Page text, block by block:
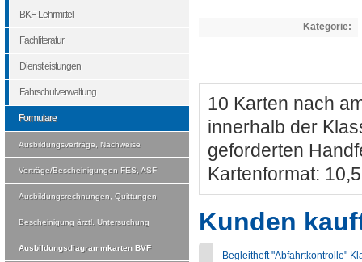
Kategorie:
10 Karten nach
innerhalb der
geforderten
Kartenformat:
Kunden
Begleitheft "Abfahrtkontrolle"
BKF-Lehrmittel
Fachliteratur
Dienstleistungen
Fahrschulverwaltung
Formulare
Ausbildungsverträge, Nachweise
Verträge/Bescheinigungen FES, ASF
Ausbildungsrechnungen, Quittungen
Bescheinigung ärztl. Untersuchung
Ausbildungsdiagrammkarten BVF